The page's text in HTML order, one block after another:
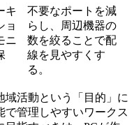
キ
ョ
ニ
不要なポートを減
らし、周辺機器の
数を絞ることで配
線を見やすくす
る。
域活動という「目的」に
で管理しやすいワークス